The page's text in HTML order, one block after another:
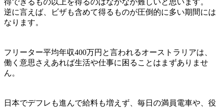
逆に言えば、ビザも含めて得るものが圧倒的に多い期間には
なります。
フリーター平均年収400万円と言われるオーストラリアは、
働く意思さえあれば生活や仕事に困ることはまずありませ
ん。
日本でデフレも進んで給料も増えず、毎日の満員電車や、役